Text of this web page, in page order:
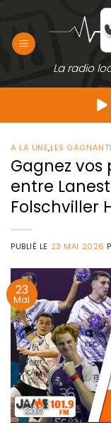
contenu
La radio
A LA UNE,LES
Gagnez
entre
Folschviller
PUBLIÉ LE 23 MAI 2026
23
Mai